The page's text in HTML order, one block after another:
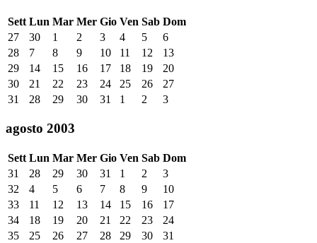
Sett Lun Mar Mer Gio Ven Sab Dom
27
30 1 2 3 4 5
6
28
7 8 9 10 11 12
13
29
14 15 16 17 18 19
20
30
21 22 23 24 25 26
27
31
28 29 30 31 1 2 3
agosto 2003
Sett Lun Mar Mer Gio Ven Sab Dom
31
28 29 30 31 1 2
3
32
4 5 6 7 8 9
10
33
11 12 13 14 15 16
17
34
18 19 20 21 22 23
24
35
25 26 27 28 29 30 31